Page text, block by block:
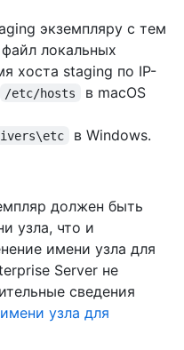
экземпляру с тем
локальных
хоста staging по IP-
/etc/hosts
в macOS
в Windows.
должен быть
узла, что и
имени узла для
Server не
сведения
узла для